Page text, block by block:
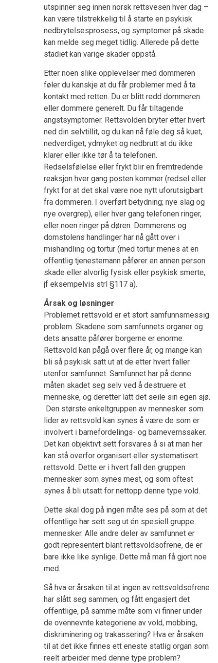
utspinner seg innen norsk rettsvesen hver dag –
kan være tilstrekkelig til å starte en psykisk
nedbrytelsesprosess, og symptomer på skade
kan melde seg meget tidlig. Allerede på dette
stadiet kan varige skader oppstå.
Etter noen slike opplevelser med dommeren
føler du kanskje at du får problemer med å ta
kontakt med retten. Du er blitt redd dommeren
eller dommere generelt. Du får tiltagende
angstsymptomer. Rettsvolden bryter etter hvert
ned din selvtillit, og du kan nå føle deg så kuet,
nedverdiget, ydmyket og nedbrutt at du ikke
klarer eller ikke tør å ta telefonen.
Redselsfølelse eller frykt blir en fremtredende
reaksjon hver gang posten kommer (redsel eller
frykt for at det skal være noe nytt uforutsigbart
fra dommeren. I overført betydning; nye slag og
nye overgrep), eller hver gang telefonen ringer,
eller noen ringer på døren. Dommerens og
domstolens handlinger har nå gått over i
mishandling og tortur (med tortur menes at en
offentlig tjenestemann påfører en annen person
skade eller alvorlig fysisk eller psykisk smerte,
jf eksempelvis strl §117 a).
Årsak og løsninger
Problemet rettsvold er et stort samfunnsmessig
problem. Skadene som samfunnets organer og
dets ansatte påfører borgerne er enorme.
Rettsvold kan pågå over flere år, og mange kan
bli så psykisk satt ut at de etter hvert faller
utenfor samfunnet. Samfunnet har på denne
måten skadet seg selv ved å destruere et
menneske, og deretter latt det seile sin egen sjø.
Den største enkeltgruppen av mennesker som
lider av rettsvold kan synes å være de som er
involvert i barnefordelings- og barnevernssaker.
Det kan objektivt sett forsvares å si at man her
kan stå overfor organisert eller systematisert
rettsvold. Dette er i hvert fall den gruppen
mennesker som synes mest, og som oftest
synes å bli utsatt for nettopp denne type vold.
Dette skal dog på ingen måte ses på som at det
offentlige har sett seg ut én spesiell gruppe
mennesker. Alle andre deler av samfunnet er
godt representert blant rettsvoldsofrene, de er
bare ikke like synlige. Dette må man få gjort noe
med.
Så hva er årsaken til at ingen av rettsvoldsofrene
har slått seg sammen, og fått engasjert det
offentlige, på samme måte som vi finner under
de ovennevnte kategoriene av vold, mobbing,
diskriminering og trakassering? Hva er årsaken
til at det ikke finnes ett eneste statlig organ som
reelt arbeider med denne type problem?